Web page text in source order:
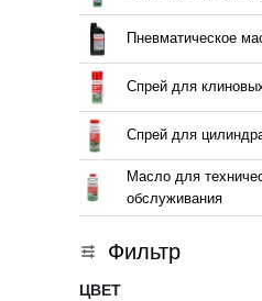
Пневматическое
Спрей для
Спрей для
Масло для
обслуживания
Фильтр
ЦВЕТ